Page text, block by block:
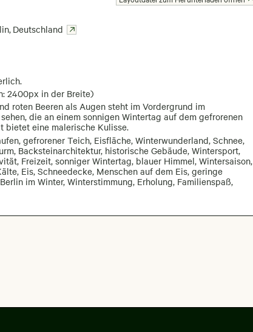
, Deutschland
2400px in der Breite)
roten Beeren als Augen steht im Vordergrund im
die an einem sonnigen Wintertag auf dem gefrorenen
bietet eine malerische Kulisse.
gefrorener Teich, Eisfläche, Winterwunderland, Schnee,
Backsteinarchitektur, historische Gebäude, Wintersport,
Freizeit, sonniger Wintertag, blauer Himmel, Wintersaison,
Eis, Schneedecke, Menschen auf dem Eis, geringe
im Winter, Winterstimmung, Erholung, Familienspaß,